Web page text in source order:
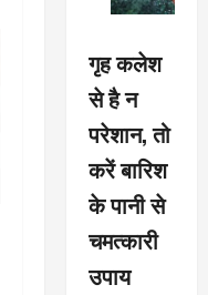
गृह कलेश
से है न
परेशान, तो
करें बारिश
के पानी से
चमत्कारी
उपाय